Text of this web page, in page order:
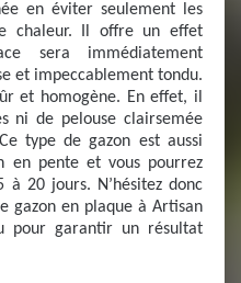
en éviter seulement les
chaleur. Il offre un effet
sera immédiatement
et impeccablement tondu.
et homogène. En effet, il
ni de pelouse clairsemée
type de gazon est aussi
en pente et vous pourrez
à 20 jours. N’hésitez donc
gazon en plaque à Artisan
pour garantir un résultat